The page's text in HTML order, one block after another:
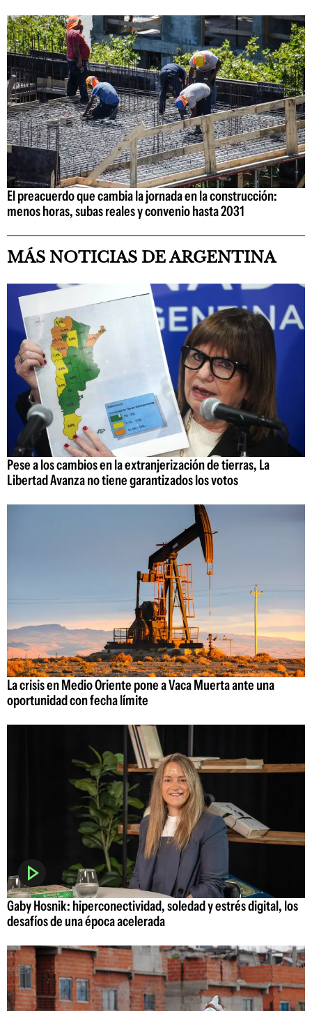
El preacuerdo que cambia la jornada en la construcción:
menos horas, subas reales y convenio hasta 2031
MÁS NOTICIAS DE ARGENTINA
Pese a los cambios en la extranjerización de tierras, La
Libertad Avanza no tiene garantizados los votos
La crisis en Medio Oriente pone a Vaca Muerta ante una
oportunidad con fecha límite
Gaby Hosnik: hiperconectividad, soledad y estrés digital, los
desafíos de una época acelerada